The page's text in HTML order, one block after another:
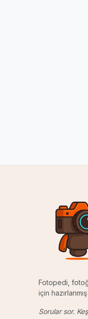
Fotopedi,
için
Sorular sor.